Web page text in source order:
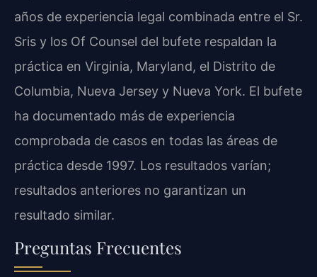
años de experiencia legal combinada entre el Sr.
Sris y los Of Counsel del bufete respaldan la
práctica en Virginia, Maryland, el Distrito de
Columbia, Nueva Jersey y Nueva York. El bufete
ha documentado más de experiencia
comprobada de casos en todas las áreas de
práctica desde 1997. Los resultados varían;
resultados anteriores no garantizan un
resultado similar.
Preguntas Frecuentes